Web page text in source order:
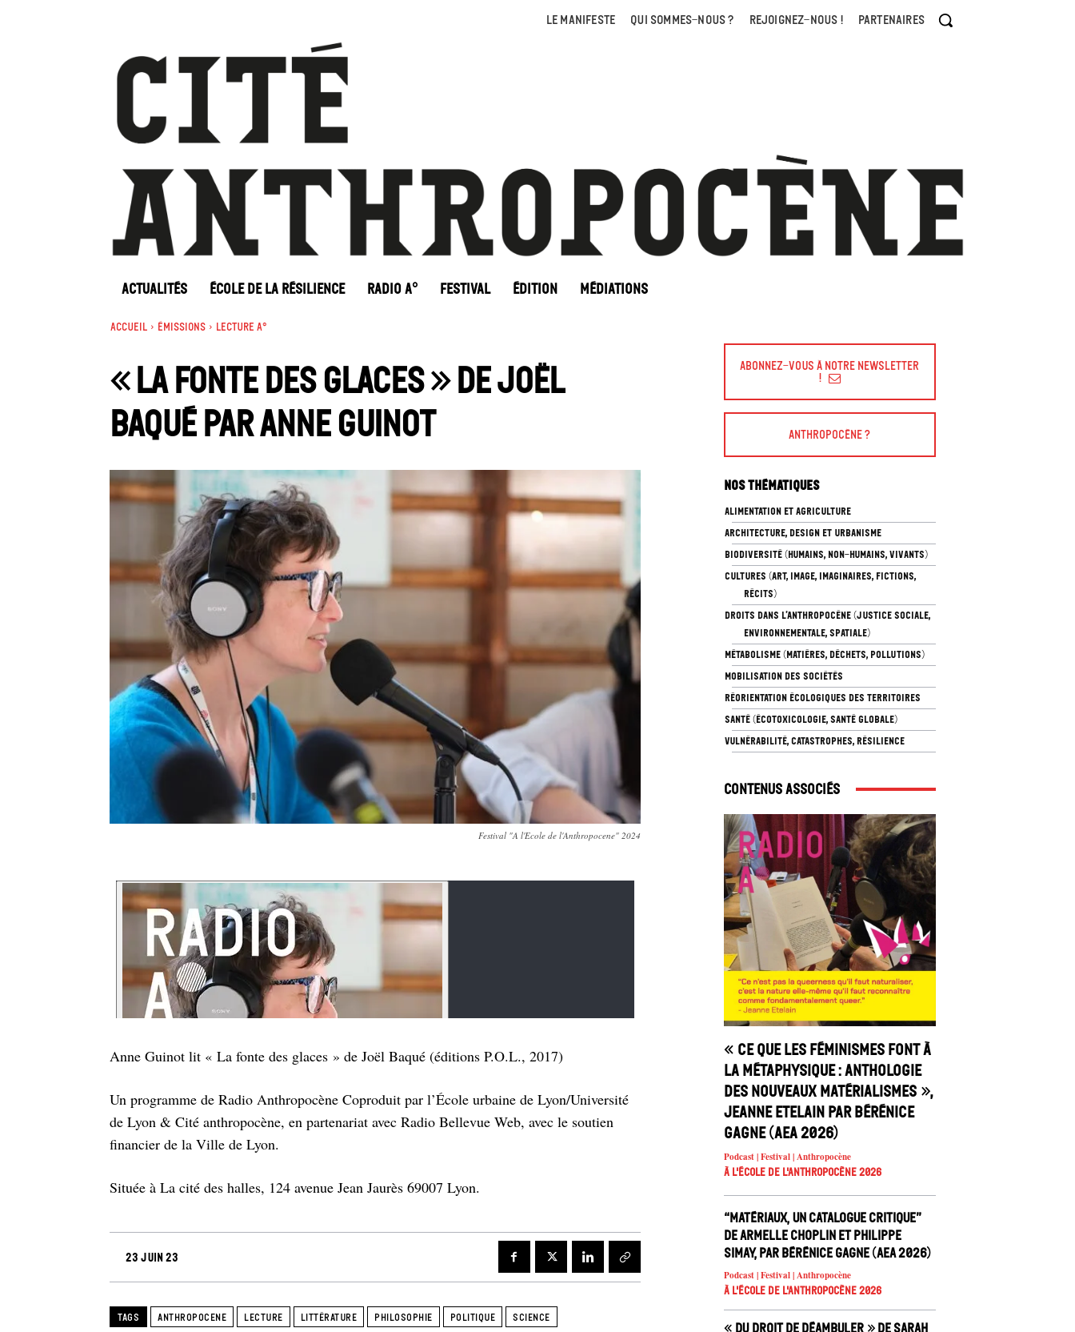
LE MANIFESTE QUI SOMMES-NOUS ? REJOIGNEZ-NOUS ! PARTENAIRES
ACTUALITÉS ÉCOLE DE LA RÉSILIENCE RADIO A° FESTIVAL ÉDITION MÉDIATIONS
Accueil Émissions Lecture A°
« La fonte des glaces » de Joël
Baqué par Anne Guinot
Festival "A l'Ecole de l'Anthropocene" 2024
Anne Guinot lit « La fonte des glaces » de Joël Baqué (éditions P.O.L., 2017)
Un programme de Radio Anthropocène Coproduit par l’École urbaine de Lyon/Université
de Lyon & Cité anthropocène, en partenariat avec Radio Bellevue Web, avec le soutien
financier de la Ville de Lyon.
Située à La cité des halles, 124 avenue Jean Jaurès 69007 Lyon.
23 juin 23
TAGS ANTHROPOCENE LECTURE LITTÉRATURE PHILOSOPHIE POLITIQUE SCIENCE
Abonnez-vous à Notre Newsletter
!
Anthropocène ?
Nos thématiques
ALIMENTATION ET AGRICULTURE
ARCHITECTURE, DESIGN ET URBANISME
BIODIVERSITÉ (HUMAINS, NON-HUMAINS, VIVANTS)
CULTURES (ART, IMAGE, IMAGINAIRES, FICTIONS,
RÉCITS)
DROITS DANS L’ANTHROPOCÈNE (JUSTICE SOCIALE,
ENVIRONNEMENTALE, SPATIALE)
MÉTABOLISME (MATIÈRES, DÉCHETS, POLLUTIONS)
MOBILISATION DES SOCIÉTÉS
RÉORIENTATION ÉCOLOGIQUES DES TERRITOIRES
SANTÉ (ÉCOTOXICOLOGIE, SANTÉ GLOBALE)
VULNÉRABILITÉ, CATASTROPHES, RÉSILIENCE
Contenus associés
« Ce que les féminismes font à
la métaphysique : anthologie
des nouveaux matérialismes »,
Jeanne Etelain par Bérénice
Gagne (AEA 2026)
Podcast | Festival | Anthropocène
À l'école de l'Anthropocène 2026
“Matériaux, un catalogue critique”
de Armelle Choplin et Philippe
Simay, par Bérénice Gagne (AEA 2026)
Podcast | Festival | Anthropocène
À l'école de l'Anthropocène 2026
« Du droit de déambuler » de Sarah